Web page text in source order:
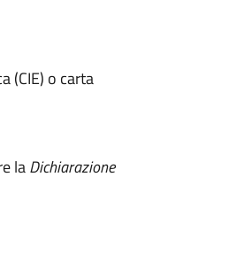
(CIE) o carta
laDichiarazione